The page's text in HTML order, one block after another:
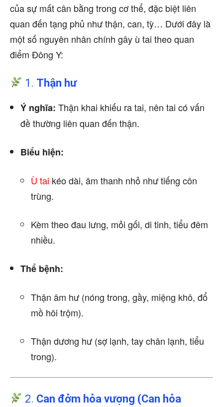
của sự mất cân bằng trong cơ thể, đặc biệt liên
quan đến tạng phủ như thận, can, tỳ… Dưới đây là
một số nguyên nhân chính gây ù tai theo quan
điểm Đông Y:
1. Thận hư
Ý nghĩa: Thận khai khiếu ra tai, nên tai có vấn
đề thường liên quan đến thận.
Biểu hiện:
Ù tai kéo dài, âm thanh nhỏ như tiếng côn
trùng.
Kèm theo đau lưng, mỏi gối, di tinh, tiểu đêm
nhiều.
Thể bệnh:
Thận âm hư (nóng trong, gầy, miệng khô, đổ
mồ hôi trộm).
Thận dương hư (sợ lạnh, tay chân lạnh, tiểu
trong).
2. Can đởm hỏa vượng (Can hỏa